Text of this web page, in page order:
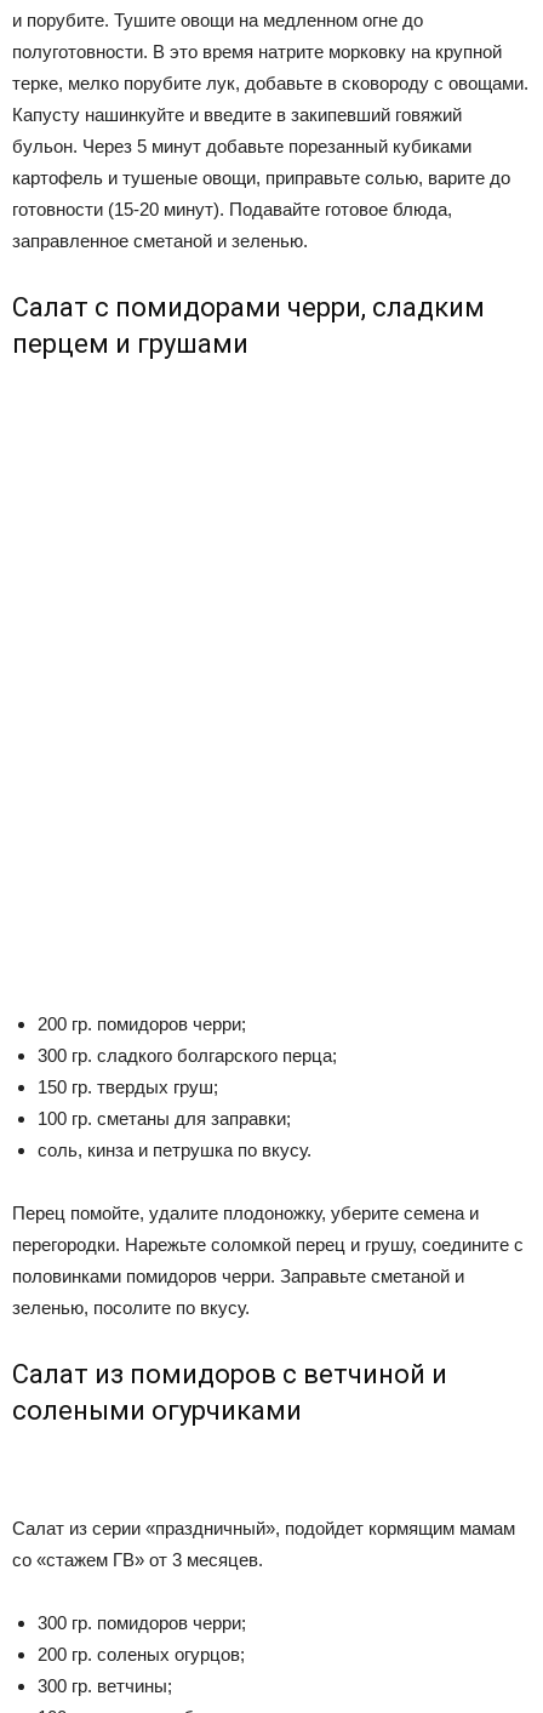
и порубите. Тушите овощи на медленном огне до
полуготовности. В это время натрите морковку на крупной
терке, мелко порубите лук, добавьте в сковороду с овощами.
Капусту нашинкуйте и введите в закипевший говяжий
бульон. Через 5 минут добавьте порезанный кубиками
картофель и тушеные овощи, приправьте солью, варите до
готовности (15-20 минут). Подавайте готовое блюда,
заправленное сметаной и зеленью.
Салат с помидорами черри, сладким
перцем и грушами
200 гр. помидоров черри;
300 гр. сладкого болгарского перца;
150 гр. твердых груш;
100 гр. сметаны для заправки;
соль, кинза и петрушка по вкусу.
Перец помойте, удалите плодоножку, уберите семена и
перегородки. Нарежьте соломкой перец и грушу, соедините с
половинками помидоров черри. Заправьте сметаной и
зеленью, посолите по вкусу.
Салат из помидоров с ветчиной и
солеными огурчиками
Салат из серии «праздничный», подойдет кормящим мамам
со «стажем ГВ» от 3 месяцев.
300 гр. помидоров черри;
200 гр. соленых огурцов;
300 гр. ветчины;